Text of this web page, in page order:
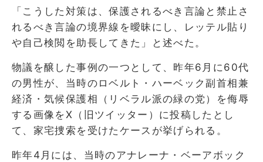
「こうした対策は、保護されるべき言論と禁止さ
れるべき言論の境界線を曖昧にし、レッテル貼り
や自己検閲を助長してきた」と述べた。
物議を醸した事例の一つとして、昨年6月に60代
の男性が、当時のロベルト・ハーベック副首相兼
経済・気候保護相（リベラル派の緑の党）を侮辱
する画像をX（旧ツイッター）に投稿したとし
て、家宅捜索を受けたケースが挙げられる。
昨年4月には、当時のアナレーナ・ベーアボック